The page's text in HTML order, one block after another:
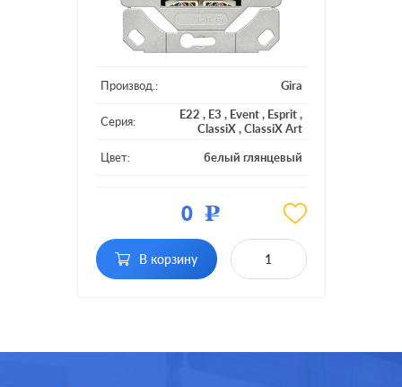
Производ.: Gira
Серия: E22 , E3 , Event, Esprit,
ClassiX,ClassiX Art
Цвет:
белый глянцевый
разъема:
0 Р
В корзину